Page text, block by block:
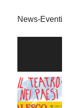
News-Eventi